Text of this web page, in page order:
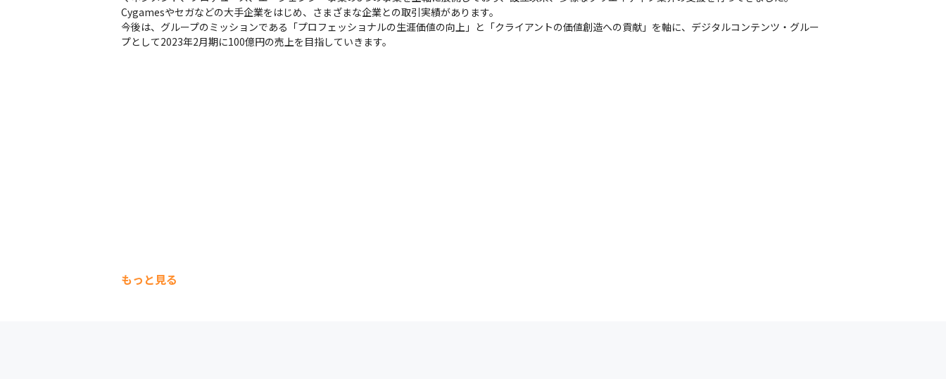
Cygamesやセガなどの大手企業をはじめ、さまざまな企業との取引実績があります。
今後は、グループのミッションである「プロフェッショナルの生涯価値の向上」と「クライアントの価値創造への貢献」を軸に、デジタルコンテンツ・グルー
プとして2023年2月期に100億円の売上を目指していきます。
もっと見る